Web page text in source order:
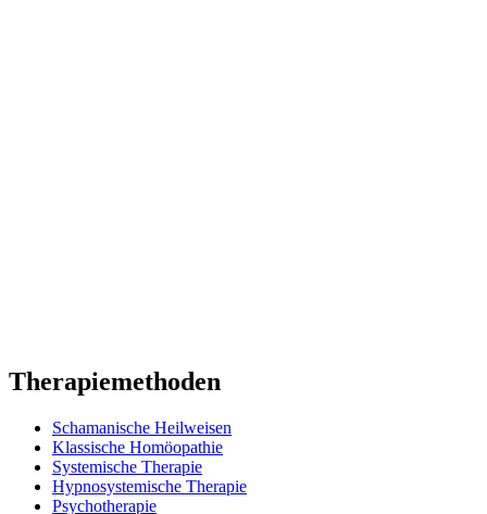
Therapiemethoden
Schamanische Heilweisen
Klassische Homöopathie
Systemische Therapie
Hypnosystemische Therapie
Psychotherapie